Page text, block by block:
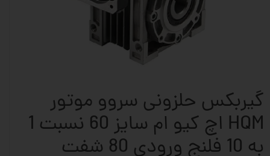
گیربکس حلزونی سروو موتور
HQM اچ کیو ام سایز 60 نسبت 1
به 10 فلنج ورودی 80 شفت